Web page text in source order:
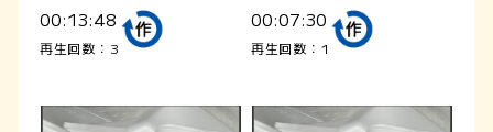
00:13:48
再生回数：3
00:07:30
再生回数：1